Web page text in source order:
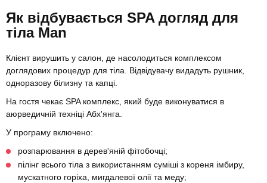
Як відбувається SPA догляд для
тіла Man
Клієнт вирушить у салон, де насолодиться комплексом
доглядових процедур для тіла. Відвідувачу видадуть рушник,
одноразову білизну та капці.
На гостя чекає SPA комплекс, який буде виконуватися в
аюрведичній техніці Абх'янга.
У програму включено:
розпарювання в дерев'яній фітобочці;
пілінг всього тіла з використанням суміші з кореня імбиру,
мускатного горіха, мигдалевої олії та меду;